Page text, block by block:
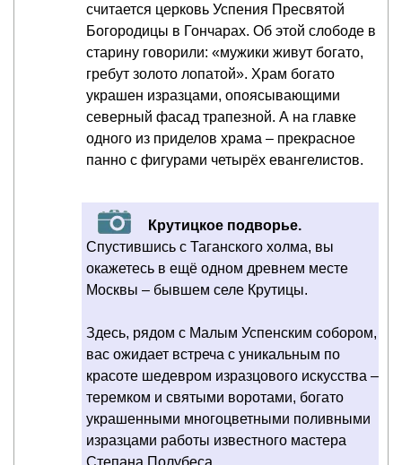
считается церковь Успения Пресвятой
Богородицы в Гончарах. Об этой слободе в
старину говорили: «мужики живут богато,
гребут золото лопатой». Храм богато
украшен изразцами, опоясывающими
северный фасад трапезной. А на главке
одного из приделов храма – прекрасное
панно с фигурами четырёх евангелистов.
Крутицкое подворье.
Спустившись с Таганского холма, вы
окажетесь в ещё одном древнем месте
Москвы – бывшем селе Крутицы.
Здесь, рядом с Малым Успенским собором,
вас ожидает встреча с уникальным по
красоте шедевром изразцового искусства –
теремком и святыми воротами, богато
украшенными многоцветными поливными
изразцами работы известного мастера
Степана Полубеса.